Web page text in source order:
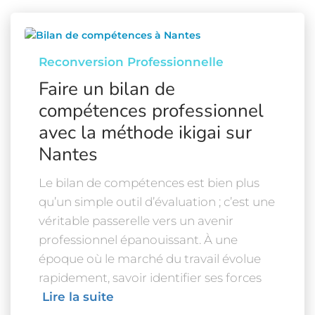
Reconversion Professionnelle
Faire un bilan de
compétences professionnel
avec la méthode ikigai sur
Nantes
Le bilan de compétences est bien plus
qu’un simple outil d’évaluation ; c’est une
véritable passerelle vers un avenir
professionnel épanouissant. À une
époque où le marché du travail évolue
rapidement, savoir identifier ses forces
Lire la suite